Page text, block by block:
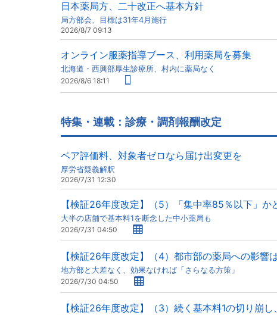
日本薬局方、二十改正へ基本方針
局方部会、目標は31年4月施行
2026/8/7 09:13
オンライン服薬指導ブース、利用薬局を募集
北海道・西興部厚生診療所、村内に薬局なく
2026/8/6 18:11
特集・連載：診療・調剤報酬改定
ベア評価料、対象者ゼロなら届け出変更を
厚労省疑義解釈
2026/7/31 12:30
【検証26年度改定】（5）「集中率85％以下」か
大半の店舗で基本料1を断念した中小薬局も
2026/7/31 04:50
【検証26年度改定】（4）都市部の薬局への影響
地方部と大差なく、効果なければ「さらなる方策」
2026/7/30 04:50
【検証26年度改定】（3）続く基本料1の切り崩